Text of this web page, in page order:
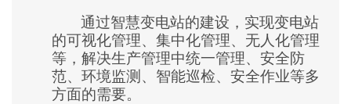
通过智慧变电站的建设，实现变电站
的可视化管理、集中化管理、无人化管理
等，解决生产管理中统一管理、安全防
范、环境监测、智能巡检、安全作业等多
方面的需要。